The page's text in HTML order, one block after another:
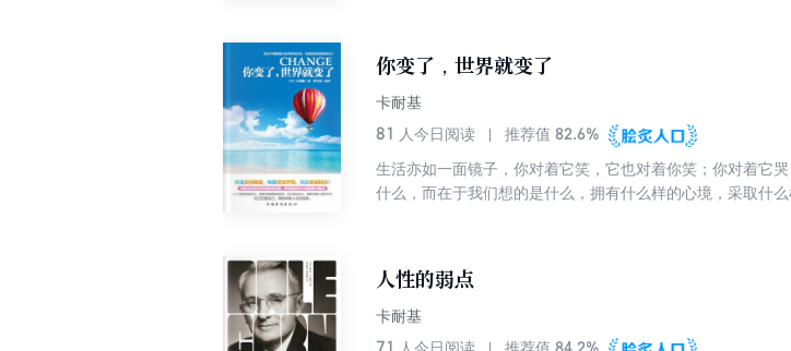
你变了，世界就变了
卡耐基
81 人今日阅读 推荐值 82.6%
生活亦如一面镜子，你对着它笑，它也对着你笑；你对着它
什么，而在于我们想的是什么，拥有什么样的心境，采取什
人性的弱点
卡耐基